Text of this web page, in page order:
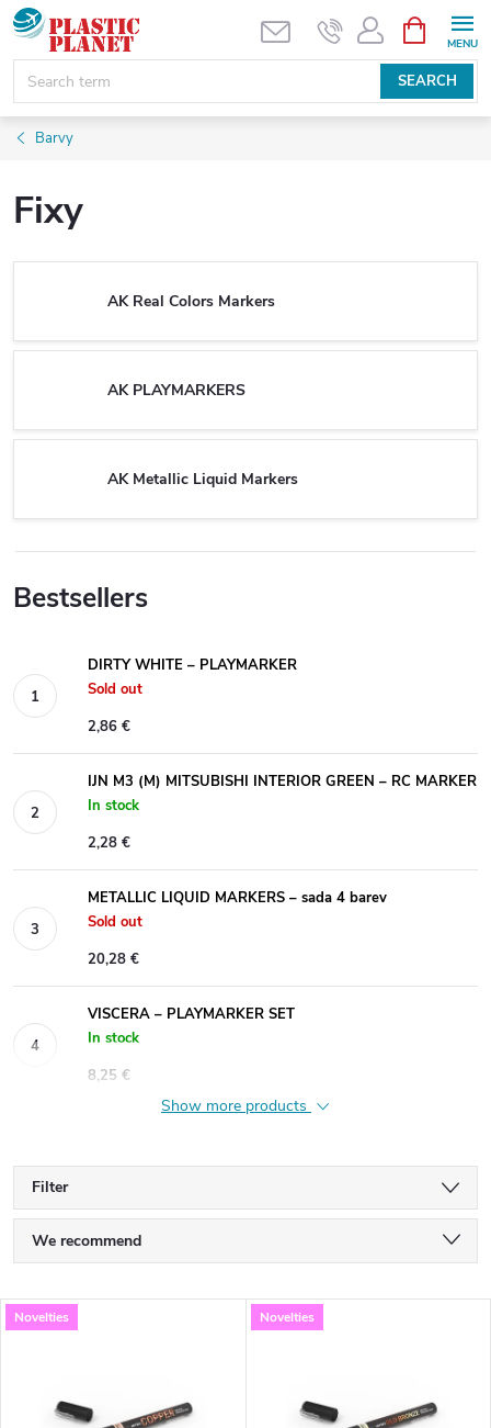
Skip
content
SEARCH
CART
Barvy
Fixy
AK Real Colors Markers
AK PLAYMARKERS
AK Metallic Liquid Markers
Bestsellers
DIRTY WHITE – PLAYMARKER
Sold out
2,86 €
IJN M3 (M) MITSUBISHI INTERIOR GREEN – RC MARKER
In stock
2,28 €
METALLIC LIQUID MARKERS – sada 4 barev
Sold out
20,28 €
VISCERA – PLAYMARKER SET
In stock
8,25 €
Show more products
Filter
P
r
We recommend
Most expensive
Alphabetically
L
Novelties Novelties